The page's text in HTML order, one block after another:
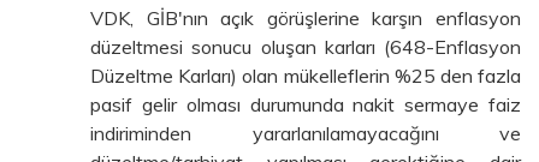
VDK, GİB'nın açık görüşlerine karşın enflasyon
düzeltmesi sonucu oluşan karları (648-Enflasyon
Düzeltme Karları) olan mükelleflerin %25 den fazla
pasif gelir olması durumunda nakit sermaye faiz
indiriminden yararlanılamayacağını ve